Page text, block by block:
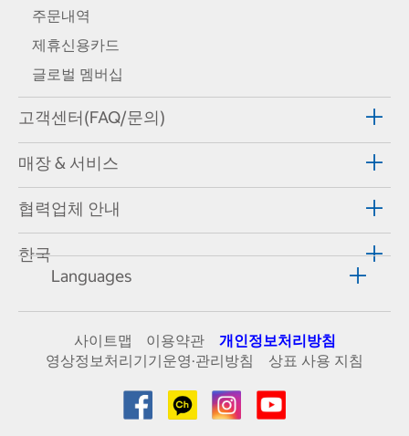
주문내역
제휴신용카드
글로벌 멤버십
고객센터(FAQ/문의)
매장 & 서비스
협력업체 안내
한국
Languages
사이트맵 이용약관
개인정보처리방침
영상정보처리기기운영·관리방침
상표 사용 지침